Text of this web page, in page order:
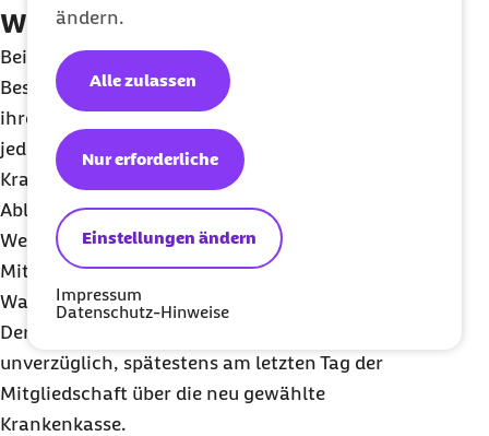
ändern.
Einstellungen ändern
Nur erforderliche
Alle zulassen
Impressum
Datenschutz-Hinweise
während der Beschäftigung
Bei einem unveränderten
Beschäftigungsverhältnis können Versicherte von
ihrem Wahlrecht einer neuen Krankenkasse
jederzeit Gebrauch machen. Der
Krankenkassenwechsel wird jedoch erst nach
Ablauf der Bindungsfrist von 12 Monaten wirksam.
Wenn dieBindungsfristerfüllt ist, endet die
Mitgliedschaft mit Ablauf des auf die
Wahlerklärung folgenden übernächsten Monats.
Der oder die Versicherte informiert den Arbeitgeber
unverzüglich, spätestens am letzten Tag der
Mitgliedschaft über die neu gewählte
Krankenkasse.